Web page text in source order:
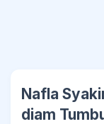
Nafla
diam